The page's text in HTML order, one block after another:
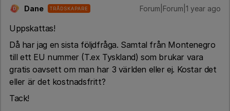
D Dane TRÅDSKAPARE Forum|Forum|1 year ago
Uppskattas!
Då har jag en sista följdfråga. Samtal från Montenegro
till ett EU nummer (T.ex Tyskland) som brukar vara
gratis oavsett om man har 3 världen eller ej. Kostar det
eller är det kostnadsfritt?
Tack!